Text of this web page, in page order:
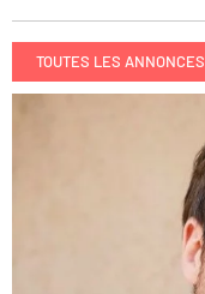
TOUTES LES ANNONCES